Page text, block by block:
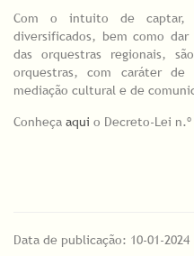
Com o intuito de captar,
diversificados, bem como
das orquestras regionais,
orquestras, com caráter de
mediação cultural e de
Conheça aqui o Decreto-Lei
Data de publicação: 10-01-2024